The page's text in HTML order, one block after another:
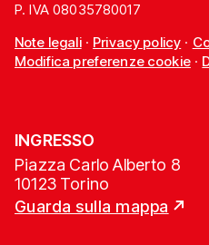
P. IVA 08035780017
Note legali· Privacy policy ·
Modifica preferenze cookie·
INGRESSO
Piazza Carlo Alberto 8
10123 Torino
Guarda sulla mappa